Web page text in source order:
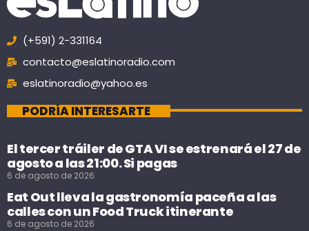
(+591) 2-331164
contacto@eslatinoradio.com
eslatinoradio@yahoo.es
PODRÍA INTERESARTE
El tercer tráiler de GTA VI se estrenará el 27 de
agosto a las 21:00. Si pagas
6 de agosto de 2026
Eat Out lleva la gastronomía paceña a las
calles con un Food Truck itinerante
6 de agosto de 2026